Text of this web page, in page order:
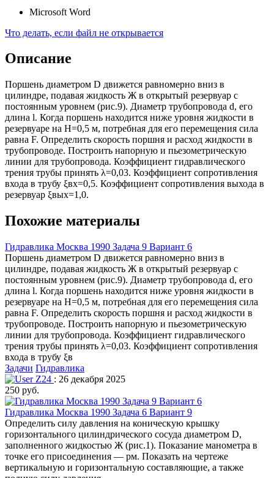
Microsoft Word
Что делать, если файл не открывается
Описание
Поршень диаметром D движется равномерно вниз в
цилиндре, подавая жидкость Ж в открытый резервуар с
постоянным уровнем (рис.9). Диаметр трубопровода d, его
длина l. Когда поршень находится ниже уровня жидкости в
резервуаре на Н=0,5 м, потребная для его перемещения сила
равна F. Определить скорость поршня и расход жидкости в
трубопроводе. Построить напорную и пьезометрическую
линии для трубопровода. Коэффициент гидравлического
трения трубы принять λ=0,03. Коэффициент сопротивления
входа в трубу ξвх=0,5. Коэффициент сопротивления выхода в
резервуар ξвых=1,0.
Похожие материалы
Гидравлика Москва 1990 Задача 9 Вариант 6
Поршень диаметром D движется равномерно вниз в
цилиндре, подавая жидкость Ж в открытый резервуар с
постоянным уровнем (рис.9). Диаметр трубопровода d, его
длина l. Когда поршень находится ниже уровня жидкости в
резервуаре на Н=0,5 м, потребная для его перемещения сила
равна F. Определить скорость поршня и расход жидкости в
трубопроводе. Построить напорную и пьезометрическую
линии для трубопровода. Коэффициент гидравлического
трения трубы принять λ=0,03. Коэффициент сопротивления
входа в трубу ξв
Задачи Гидравлика
Z24 : 26 декабря 2025
250 руб.
Гидравлика Москва 1990 Задача 6 Вариант 9
Определить силу давления на коническую крышку
горизонтального цилиндрического сосуда диаметром D,
заполненного жидкостью Ж (рис.1). Показание манометра в
точке его присоединения — рм. Показать на чертеже
вертикальную и горизонтальную составляющие, а также